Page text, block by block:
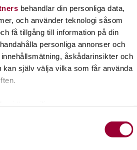
behandlar din personliga data,
och använder teknologi såsom
få tillgång till information på din
personliga annonser och
åskådarinsikter och
kan själv välja vilka som får använda
på upp till flera meter
Erik Nordenmark
Verksamhetsutvecklare Jakt &